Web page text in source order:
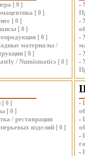
[ 0 ]
[ 0 ]
[ 0 ]
[ 0 ]
[ 0 ]
материалы /
[ 0 ]
/ Numismatics [ 0 ]
-
-
-
-
-
[ 0 ]
[ 0 ]
/ реставрация
изделий [ 0 ]
-
-
-
-